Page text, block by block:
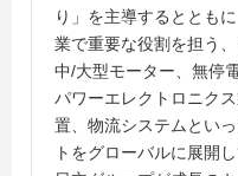
り」を主導するととも
業で重要な役割を担う
中/大型モーター、無停
パワーエレクトロニク
置、物流システムとい
トをグローバルに展開し